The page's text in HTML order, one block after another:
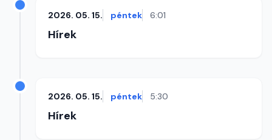
2026. 05. 15. péntek 6:01
Hírek
2026. 05. 15. péntek 5:30
Hírek